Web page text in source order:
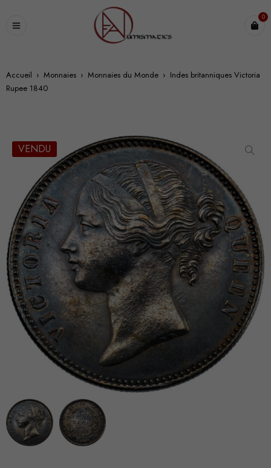
0
Accueil › Monnaies › Monnaies du Monde › Indes britanniques Victoria
Rupee 1840
VENDU